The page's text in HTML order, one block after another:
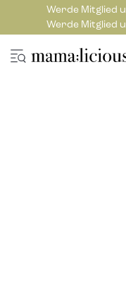
Werde Mitglied
Werde Mitglied